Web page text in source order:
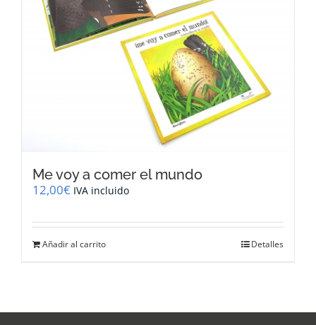
Me voy a comer el mundo
12,00€ IVA incluido
Añadir al carrito Detalles